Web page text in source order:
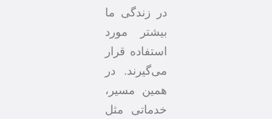
در زندگی ما
بیشتر مورد
استفاده قرار
می‌گیرند. در
همین مسیر،
خدماتی مثل